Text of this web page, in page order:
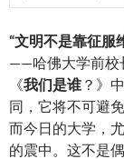
“文明不是靠征服
——哈佛大学前校
《我们是谁 ？》
同，它将不可避
而今日的大学，
的震中。这不是